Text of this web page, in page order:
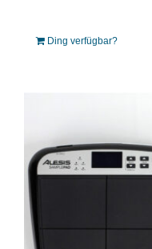
Ding verfügbar?